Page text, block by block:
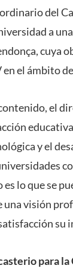
del
a
cuya
en el ámbito
el
y el
lo que se
una visión
su
para la